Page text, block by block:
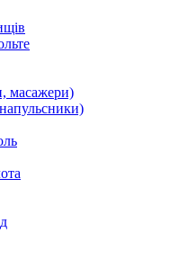
масажери)